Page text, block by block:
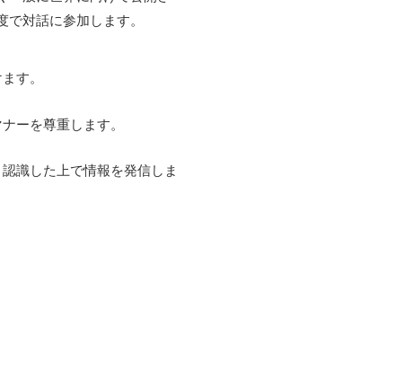
対話に参加します。
す。
ーを尊重します。
識した上で情報を発信しま